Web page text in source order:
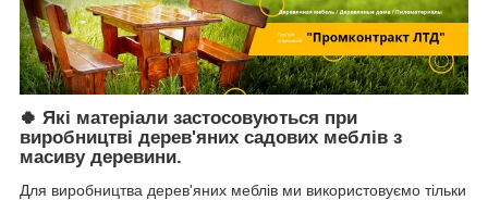
🍀 Які матеріали застосовуються при
виробництві дерев'яних садових меблів з
масиву деревини.
Для виробництва дерев'яних меблів ми використовуємо тільки